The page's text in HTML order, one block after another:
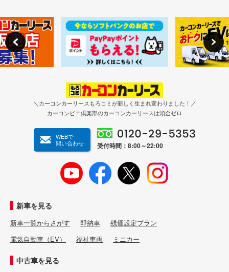
＼カーコンカーリースもろコミが新しく生まれ変わりました！／
カーコンビニ倶楽部のカーコンカーリースは頭金ゼロ
WEBで
問い合わせ
受付時間：8:00～22:00
新車を見る
新車一覧からさがす 即納車
残価設定プラン
電気自動車（EV）
福祉車両 ミニカー
中古車を見る